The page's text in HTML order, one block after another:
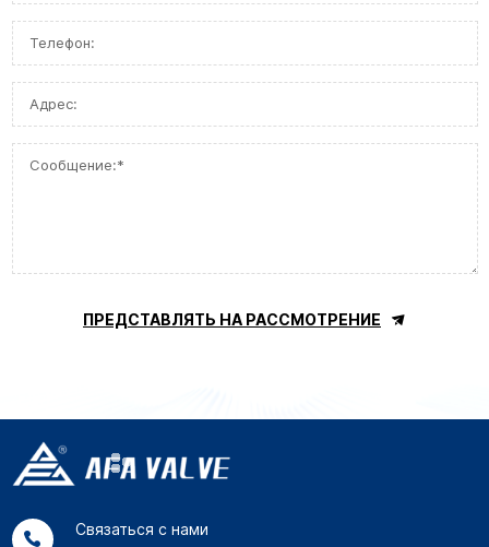
ПРЕДСТАВЛЯТЬ НА РАССМОТРЕНИЕ
Связаться с нами